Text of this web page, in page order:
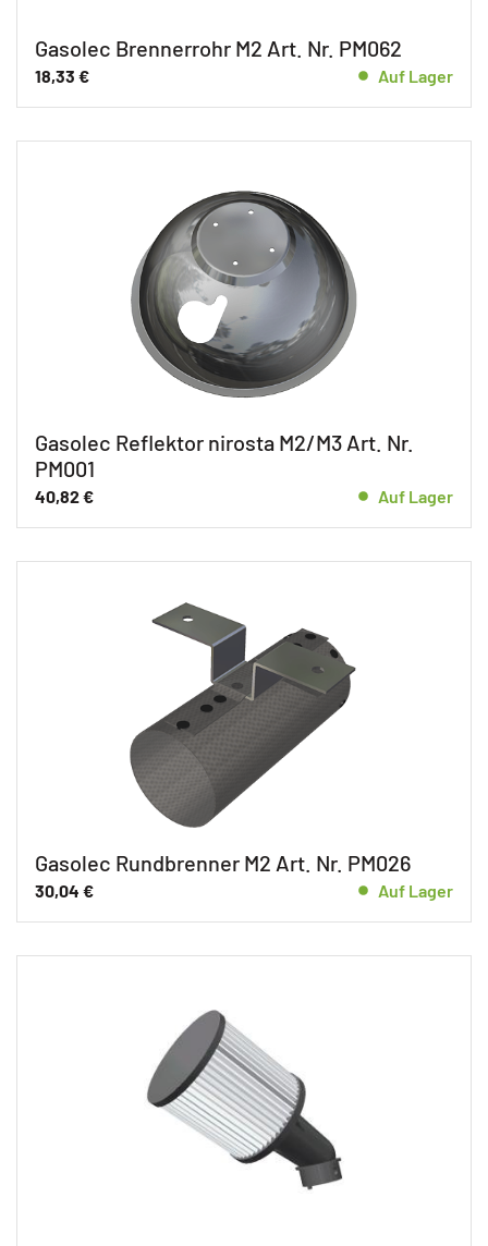
Gasolec Brennerrohr M2 Art. Nr. PM062
18,33 € Auf Lager
Gasolec Reflektor nirosta M2/M3 Art. Nr.
PM001
40,82 € Auf Lager
Gasolec Rundbrenner M2 Art. Nr. PM026
30,04 € Auf Lager